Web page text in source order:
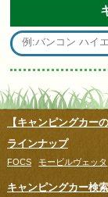
【キャンピングカー
ラインナップ
FOCS モービルヴェッタ
キャンピングカー検索